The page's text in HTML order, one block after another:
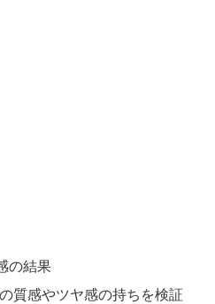
の結果
質感やツヤ感の持ちを検証